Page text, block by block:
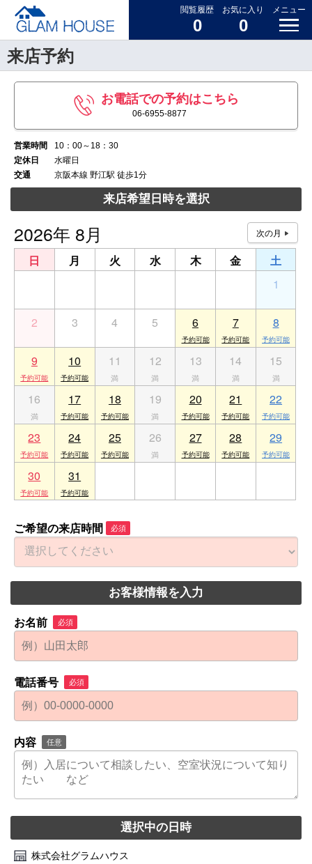
閲覧履歴
0
お気に入り
0
メニュー
来店予約
お電話での予約はこちら
06-6955-8877
営業時間
10：00～18：30
定休日
水曜日
交通
京阪本線 野江駅 徒歩1分
来店希望日時を選択
2026年 8月
日 月 火 水 木 金
土
1
2 3 4 5 6 7 8
9 10 11 12 13 14 15
16 17 18 19 20 21 22
23 24 25 26 27 28 29
30 31
ご希望の来店時間 必須
お客様情報を入力
お名前 必須
電話番号 必須
内容 任意
選択中の日時
株式会社グラムハウス